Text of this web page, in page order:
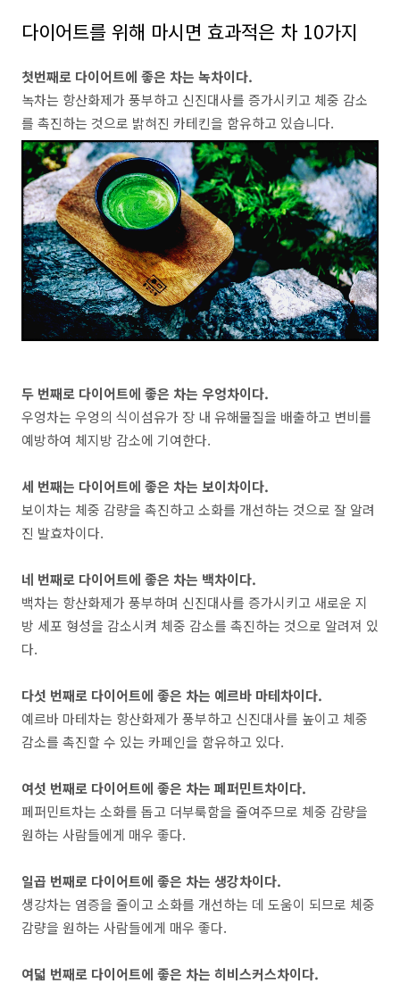
다이어트를 위해 마시면 효과적은 차 10가지
첫번째로 다이어트에 좋은 차는 녹차이다.
녹차는 항산화제가 풍부하고 신진대사를 증가시키고 체중 감소
를 촉진하는 것으로 밝혀진 카테킨을 함유하고 있습니다.
두 번째로 다이어트에 좋은 차는 우엉차이다.
우엉차는 우엉의 식이섬유가 장 내 유해물질을 배출하고 변비를
예방하여 체지방 감소에 기여한다.
세 번째는 다이어트에 좋은 차는 보이차이다.
보이차는 체중 감량을 촉진하고 소화를 개선하는 것으로 잘 알려
진 발효차이다.
네 번째로 다이어트에 좋은 차는 백차이다.
백차는 항산화제가 풍부하며 신진대사를 증가시키고 새로운 지
방 세포 형성을 감소시켜 체중 감소를 촉진하는 것으로 알려져 있
다.
다섯 번째로 다이어트에 좋은 차는 예르바 마테차이다.
예르바 마테차는 항산화제가 풍부하고 신진대사를 높이고 체중
감소를 촉진할 수 있는 카페인을 함유하고 있다.
여섯 번째로 다이어트에 좋은 차는 페퍼민트차이다.
페퍼민트차는 소화를 돕고 더부룩함을 줄여주므로 체중 감량을
원하는 사람들에게 매우 좋다.
일곱 번째로 다이어트에 좋은 차는 생강차이다.
생강차는 염증을 줄이고 소화를 개선하는 데 도움이 되므로 체중
감량을 원하는 사람들에게 매우 좋다.
여덟 번째로 다이어트에 좋은 차는 히비스커스차이다.